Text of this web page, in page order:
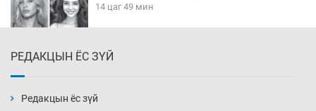
14 цаг 49 мин
15 цаг 19 мин
РЕДАКЦЫН ЁС ЗҮЙ
Редакцын ёс зүй